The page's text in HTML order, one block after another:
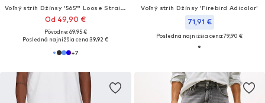
Voľný strih Džínsy '565™ Loose Straight'
Od 49,90 €
Pôvodne: 69,95 €
Posledná najnižšia cena:39,92 €
+7
Voľný strih Džínsy 'Firebird Adicolor'
71,91 €
Posledná najnižšia cena:79,90 €